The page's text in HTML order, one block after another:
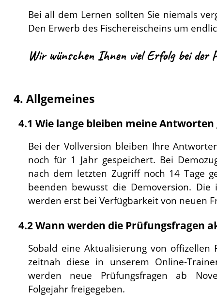
Bei all dem Lernen sollten Sie niemals
Den Erwerb des Fischereischeins um
Wir wünschen Ihnen viel Erfolg bei der
4. Allgemeines
4.1 Wie lange bleiben meine Antworten
Bei der Vollversion bleiben Ihre
noch für 1 Jahr gespeichert. Bei
nach dem letzten Zugriff noch 14 Tage
beenden bewusst die Demoversion. Die
werden erst bei Verfügbarkeit von neuen
4.2 Wann werden die Prüfungsfragen
Sobald eine Aktualisierung von
zeitnah diese in unserem Online-
werden neue Prüfungsfragen ab
Folgejahr freigegeben.